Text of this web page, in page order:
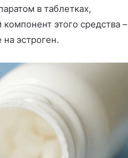
в таблетках,
этого средства –
эстроген.